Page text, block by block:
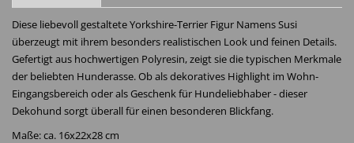
Diese liebevoll gestaltete Yorkshire-Terrier Figur Namens Susi
überzeugt mit ihrem besonders realistischen Look und feinen Details.
Gefertigt aus hochwertigen Polyresin, zeigt sie die typischen Merkmale
der beliebten Hunderasse. Ob als dekoratives Highlight im Wohn-
Eingangsbereich oder als Geschenk für Hundeliebhaber - dieser
Dekohund sorgt überall für einen besonderen Blickfang.
Maße: ca. 16x22x28 cm